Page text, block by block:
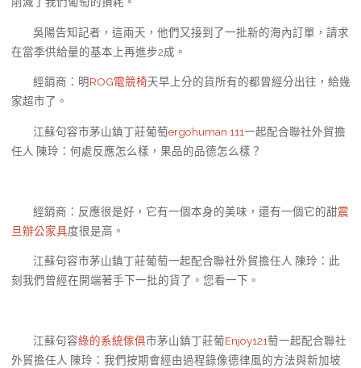
吳陽告知記者，這兩天，他們又接到了一批新的海內訂單，請求
在當季供給量的基本上再進步2成。
經銷商：明ROG電競椅天早上分的貨所有的都曾經分出往，給幾
家超市了。
江蘇句容市茅山鎮丁莊葡萄ergohuman 111一起配合聯社外貿擔
任人 陳玲：何處反應怎么樣，果品的品德怎么樣？
經銷商：反應很是好，它有一個本身的美味，還有一個它的甜震
旦辦公家具度很是高。
江蘇句容市茅山鎮丁莊葡萄一起配合聯社外貿擔任人 陳玲：此
刻我們曾經在開端著手下一批的貨了。您看一下。
江蘇句容綠的系統傢俱市茅山鎮丁莊葡Enjoy121萄一起配合聯社
外貿擔任人 陳玲：我們按期會經由過程錄像德律風的方法與新加坡